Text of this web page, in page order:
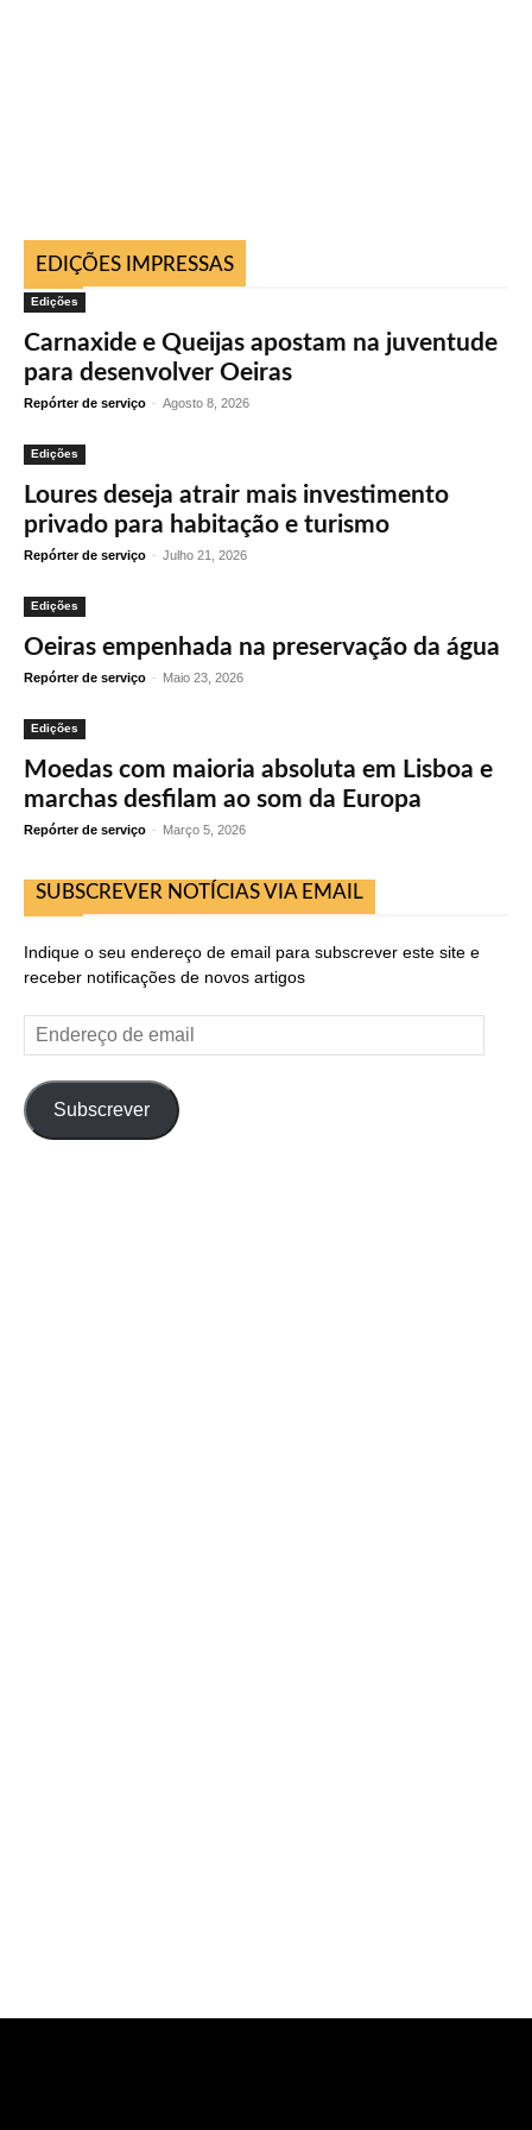
EDIÇÕES IMPRESSAS
Edições
Carnaxide e Queijas apostam na juventude
para desenvolver Oeiras
Repórter de serviço - Agosto 8, 2026
Edições
Loures deseja atrair mais investimento
privado para habitação e turismo
Repórter de serviço - Julho 21, 2026
Edições
Oeiras empenhada na preservação da água
Repórter de serviço - Maio 23, 2026
Edições
Moedas com maioria absoluta em Lisboa e
marchas desfilam ao som da Europa
Repórter de serviço - Março 5, 2026
SUBSCREVER NOTÍCIAS VIA EMAIL
Indique o seu endereço de email para subscrever este site e
receber notificações de novos artigos
Endereço
de
Subscrever